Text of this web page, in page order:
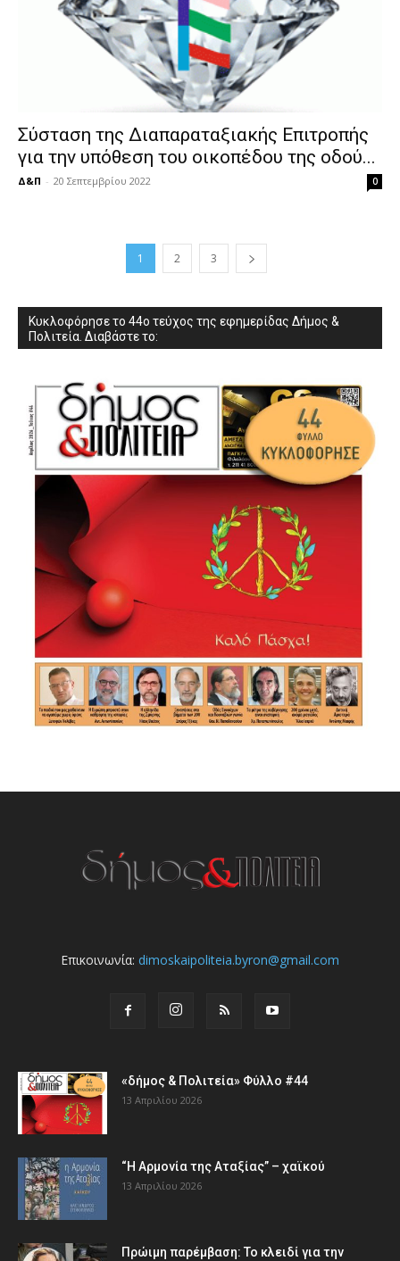
Σύσταση της Διαπαραταξιακής Επιτροπής
για την υπόθεση του οικοπέδου της οδού...
Δ&Π - 20 Σεπτεμβρίου 2022 0
1 2 3
Κυκλοφόρησε το 44ο τεύχος της εφημερίδας Δήμος &
Πολιτεία. Διαβάστε το:
Επικοινωνία: dimoskaipoliteia.byron@gmail.com
«δήμος & Πολιτεία» Φύλλο #44
13 Απριλίου 2026
“Η Αρμονία της Αταξίας” – χαϊκού
13 Απριλίου 2026
Πρώιμη παρέμβαση: Το κλειδί για την